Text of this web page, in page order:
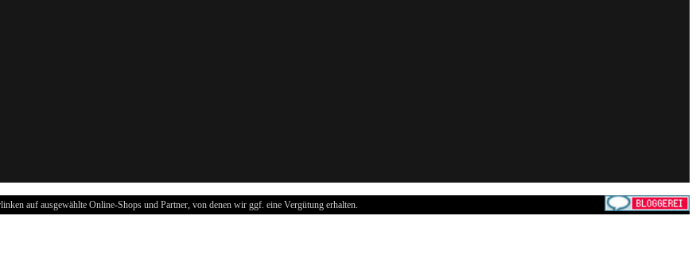
auf ausgewählte Online-Shops und Partner, von denen wir ggf. eine Vergütung erhalten.